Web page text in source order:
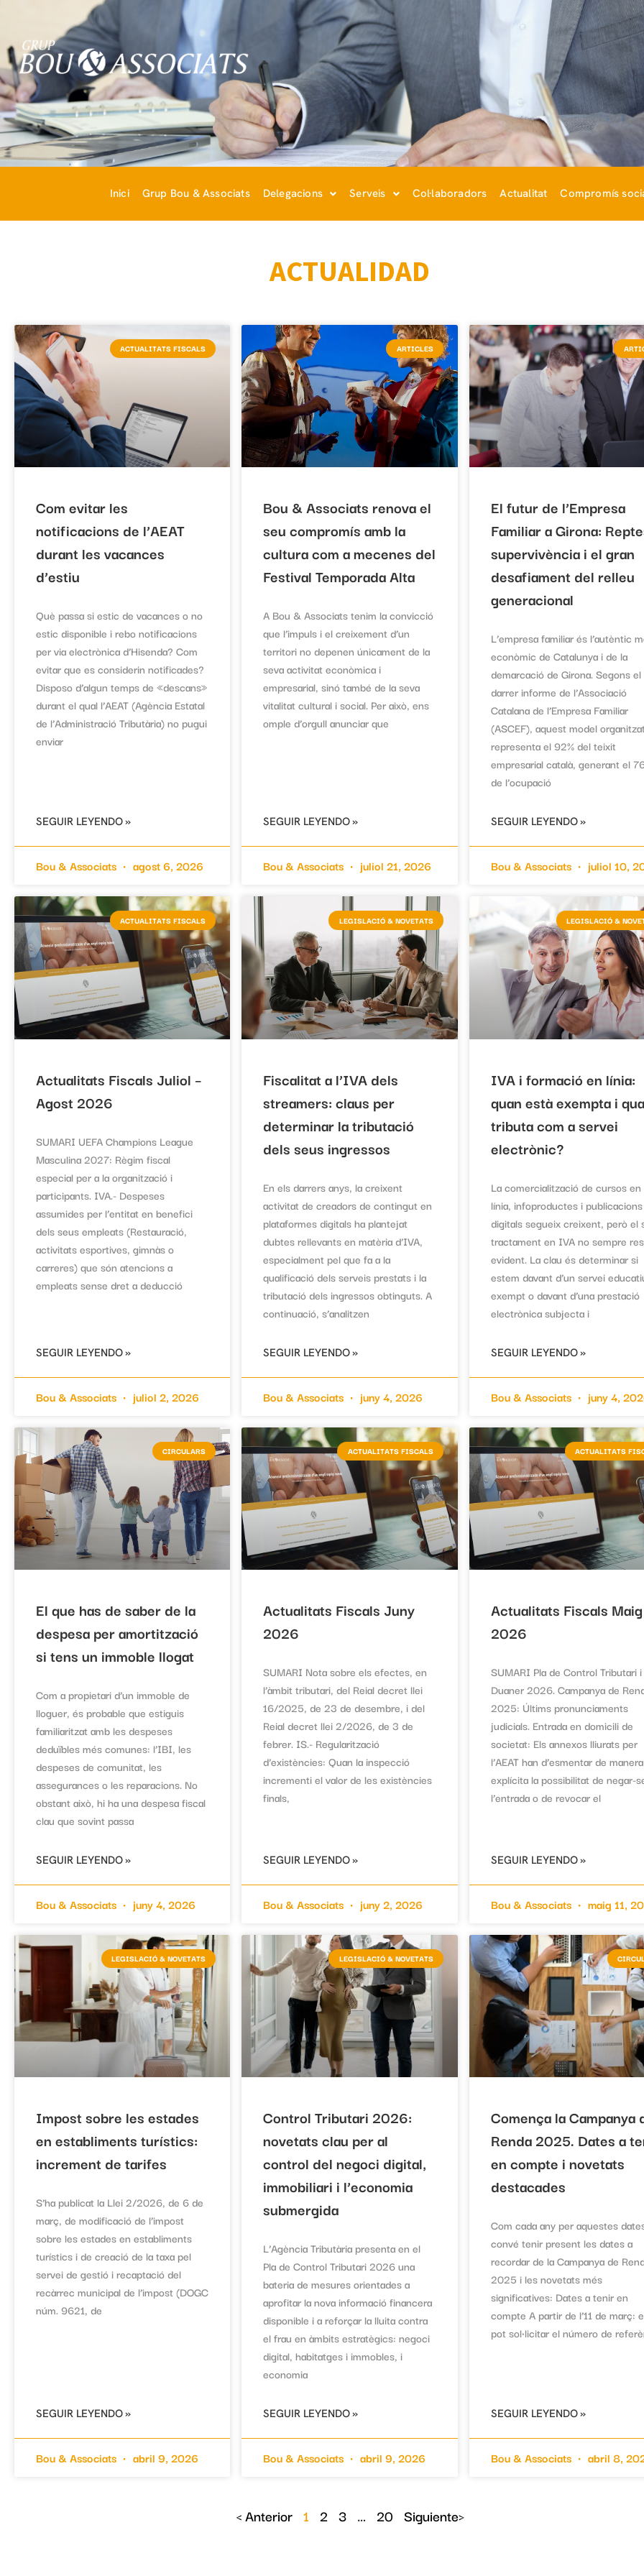
Inici Grup Bou & Associats Delegacions Serveis Col·laboradors Actualitat Compromís
ACTUALIDAD
ACTUALITATS FISCALS
Com evitar les
notificacions de l’AEAT
durant les vacances
d’estiu
Què passa si estic de vacances o no
estic disponible i rebo notificacions
per via electrònica d’Hisenda? Com
evitar que es considerin notificades?
Disposo d’algun temps de «descans»
durant el qual l’AEAT (Agència Estatal
de l’Administració Tributària) no pugui
enviar
SEGUIR LEYENDO »
Bou & Associats agost 6, 2026
ARTICLES
Bou & Associats renova el
seu compromís amb la
cultura com a mecenes del
Festival Temporada Alta
A Bou & Associats tenim la convicció
que l’impuls i el creixement d’un
territori no depenen únicament de la
seva activitat econòmica i
empresarial, sinó també de la seva
vitalitat cultural i social. Per això, ens
omple d’orgull anunciar que
SEGUIR LEYENDO »
Bou & Associats juliol 21, 2026
El futur de l’Empresa
Familiar a Girona:
supervivència i el gran
desafiament del relleu
generacional
L’empresa familiar és l’autèntic
econòmic de Catalunya i de la
demarcació de Girona. Segons el
darrer informe de l’Associació
Catalana de l’Empresa Familiar
(ASCEF), aquest model
representa el 92% del teixit
empresarial català, generant el
de l’ocupació
SEGUIR LEYENDO »
Bou & Associats juliol 10,
ACTUALITATS FISCALS
Actualitats Fiscals Juliol –
Agost 2026
SUMARI UEFA Champions League
Masculina 2027: Règim fiscal
especial per a la organització i
participants. IVA.- Despeses
assumides per l’entitat en benefici
dels seus empleats (Restauració,
activitats esportives, gimnàs o
carreres) que són atencions a
empleats sense dret a deducció
SEGUIR LEYENDO »
Bou & Associats juliol 2, 2026
LEGISLACIÓ & NOVETATS
Fiscalitat a l’IVA dels
streamers: claus per
determinar la tributació
dels seus ingressos
En els darrers anys, la creixent
activitat de creadors de contingut en
plataformes digitals ha plantejat
dubtes rellevants en matèria d’IVA,
especialment pel que fa a la
qualificació dels serveis prestats i la
tributació dels ingressos obtinguts. A
continuació, s’analitzen
SEGUIR LEYENDO »
Bou & Associats juny 4, 2026
LEGISLACIÓ &
IVA i formació en línia:
quan està exempta i
tributa com a servei
electrònic?
La comercialització de cursos en
línia, infoproductes i publicacions
digitals segueix creixent, però el
tractament en IVA no sempre
evident. La clau és determinar si
estem davant d’un servei
exempt o davant d’una prestació
electrònica subjecta i
SEGUIR LEYENDO »
Bou & Associats juny 4,
CIRCULARS
El que has de saber de la
despesa per amortització
si tens un immoble llogat
Com a propietari d’un immoble de
lloguer, és probable que estiguis
familiaritzat amb les despeses
deduïbles més comunes: l’IBI, les
despeses de comunitat, les
assegurances o les reparacions. No
obstant això, hi ha una despesa fiscal
clau que sovint passa
SEGUIR LEYENDO »
Bou & Associats juny 4, 2026
ACTUALITATS FISCALS
Actualitats Fiscals Juny
2026
SUMARI Nota sobre els efectes, en
l’àmbit tributari, del Reial decret llei
16/2025, de 23 de desembre, i del
Reial decret llei 2/2026, de 3 de
febrer. IS.- Regularització
d’existències: Quan la inspecció
incrementi el valor de les existències
finals,
SEGUIR LEYENDO »
Bou & Associats juny 2, 2026
ACTUALITATS
Actualitats Fiscals Maig
2026
SUMARI Pla de Control Tributari i
Duaner 2026. Campanya de
2025: Últims pronunciaments
judicials. Entrada en domicili de
societat: Els annexos lliurats per
l’AEAT han d’esmentar de manera
explícita la possibilitat de negar-
l’entrada o de revocar el
SEGUIR LEYENDO »
Bou & Associats maig 11,
LEGISLACIÓ & NOVETATS
Impost sobre les estades
en establiments turístics:
increment de tarifes
S’ha publicat la Llei 2/2026, de 6 de
març, de modificació de l’impost
sobre les estades en establiments
turístics i de creació de la taxa pel
servei de gestió i recaptació del
recàrrec municipal de l’impost (DOGC
núm. 9621, de
SEGUIR LEYENDO »
Bou & Associats abril 9, 2026
LEGISLACIÓ & NOVETATS
Control Tributari 2026:
novetats clau per al
control del negoci digital,
immobiliari i l’economia
submergida
L’Agència Tributària presenta en el
Pla de Control Tributari 2026 una
bateria de mesures orientades a
aprofitar la nova informació financera
disponible i a reforçar la lluita contra
el frau en àmbits estratègics: negoci
digital, habitatges i immobles, i
economia
SEGUIR LEYENDO »
Bou & Associats abril 9, 2026
Comença la Campanya
Renda 2025. Dates a
en compte i novetats
destacades
Com cada any per aquestes
convé tenir present les dates a
recordar de la Campanya de
2025 i les novetats més
significatives: Dates a tenir en
compte A partir de l’11 de març:
pot sol·licitar el número de
SEGUIR LEYENDO »
Bou & Associats abril 8,
< Anterior 1 2 3 … 20 Siguiente>